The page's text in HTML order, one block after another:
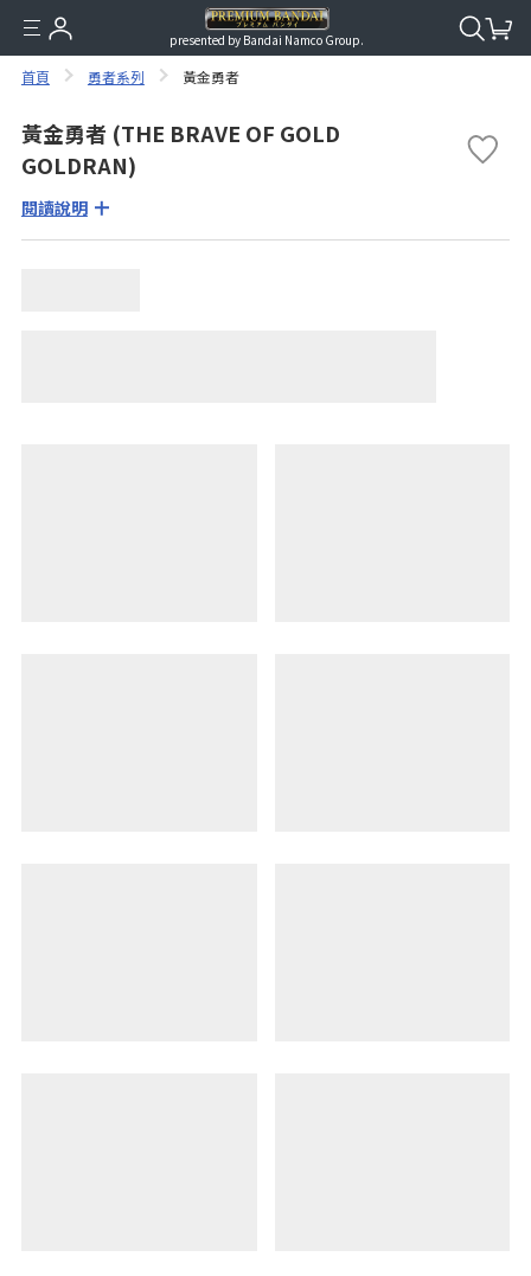
presented by Bandai Namco Group.
首頁 勇者系列 黃金勇者
黃金勇者 (THE BRAVE OF GOLD
GOLDRAN)
閱讀說明